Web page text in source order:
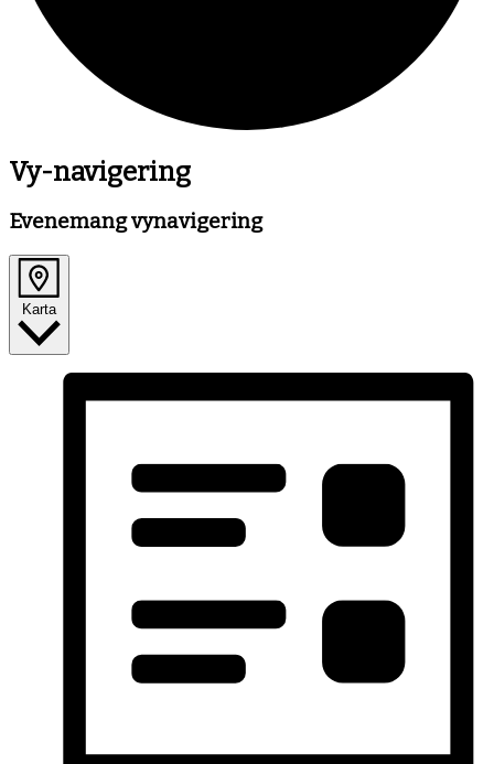
Evenemang
Vy-navigering
Evenemang vynavigering
Karta